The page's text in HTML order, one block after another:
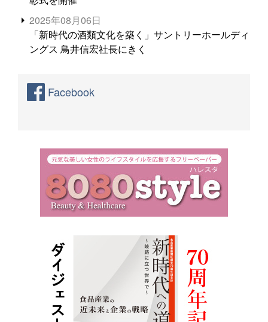
2025年08月06日
「新時代の酒類文化を築く」サントリーホールディ
ングス 鳥井信宏社長にきく
Facebook